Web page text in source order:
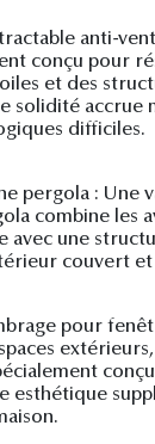
anti-
conçu pour
et des
solidité accrue
difficiles.
pergola : Une
combine les
avec une
couvert
pour
esthétique